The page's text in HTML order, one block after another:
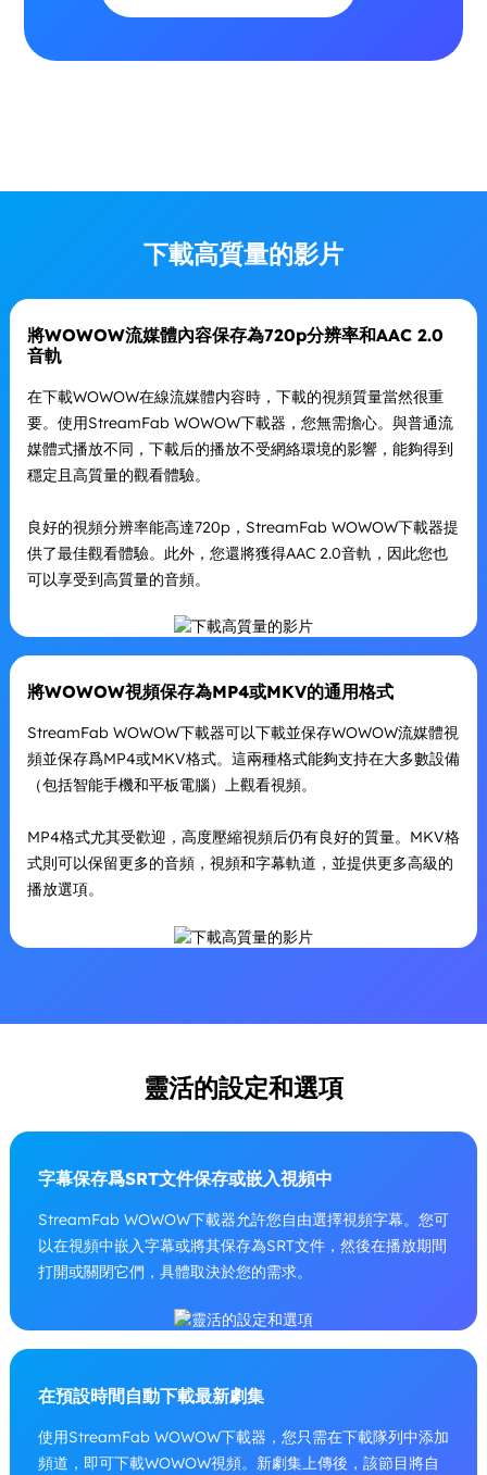
下載高質量的影片
將WOWOW流媒體內容保存為720p分辨率和AAC 2.0
音軌
在下載WOWOW在線流媒體内容時，下載的視頻質量當然很重
要。使用StreamFab WOWOW下載器，您無需擔心。與普通流
媒體式播放不同，下載后的播放不受網絡環境的影響，能夠得到
穩定且高質量的觀看體驗。
良好的視頻分辨率能高達720p，StreamFab WOWOW下載器提
供了最佳觀看體驗。此外，您還將獲得AAC 2.0音軌，因此您也
可以享受到高質量的音頻。
將WOWOW視頻保存為MP4或MKV的通用格式
StreamFab WOWOW下載器可以下載並保存WOWOW流媒體視
頻並保存爲MP4或MKV格式。這兩種格式能夠支持在大多數設備
（包括智能手機和平板電腦）上觀看視頻。
MP4格式尤其受歡迎，高度壓縮視頻后仍有良好的質量。MKV格
式則可以保留更多的音頻，視頻和字幕軌道，並提供更多高級的
播放選項。
靈活的設定和選項
字幕保存爲SRT文件保存或嵌入視頻中
StreamFab WOWOW下載器允許您自由選擇視頻字幕。您可
以在視頻中嵌入字幕或將其保存為SRT文件，然後在播放期間
打開或關閉它們，具體取決於您的需求。
在預設時間自動下載最新劇集
使用StreamFab WOWOW下載器，您只需在下載隊列中添加
頻道，即可下載WOWOW視頻。新劇集上傳後，該節目將自